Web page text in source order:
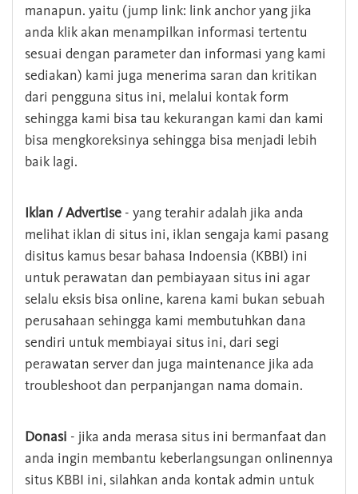
manapun. yaitu (jump link: link anchor yang jika
anda klik akan menampilkan informasi tertentu
sesuai dengan parameter dan informasi yang kami
sediakan) kami juga menerima saran dan kritikan
dari pengguna situs ini, melalui kontak form
sehingga kami bisa tau kekurangan kami dan kami
bisa mengkoreksinya sehingga bisa menjadi lebih
baik lagi.
Iklan / Advertise - yang terahir adalah jika anda
melihat iklan di situs ini, iklan sengaja kami pasang
disitus kamus besar bahasa Indoensia (KBBI) ini
untuk perawatan dan pembiayaan situs ini agar
selalu eksis bisa online, karena kami bukan sebuah
perusahaan sehingga kami membutuhkan dana
sendiri untuk membiayai situs ini, dari segi
perawatan server dan juga maintenance jika ada
troubleshoot dan perpanjangan nama domain.
Donasi - jika anda merasa situs ini bermanfaat dan
anda ingin membantu keberlangsungan onlinennya
situs KBBI ini, silahkan anda kontak admin untuk